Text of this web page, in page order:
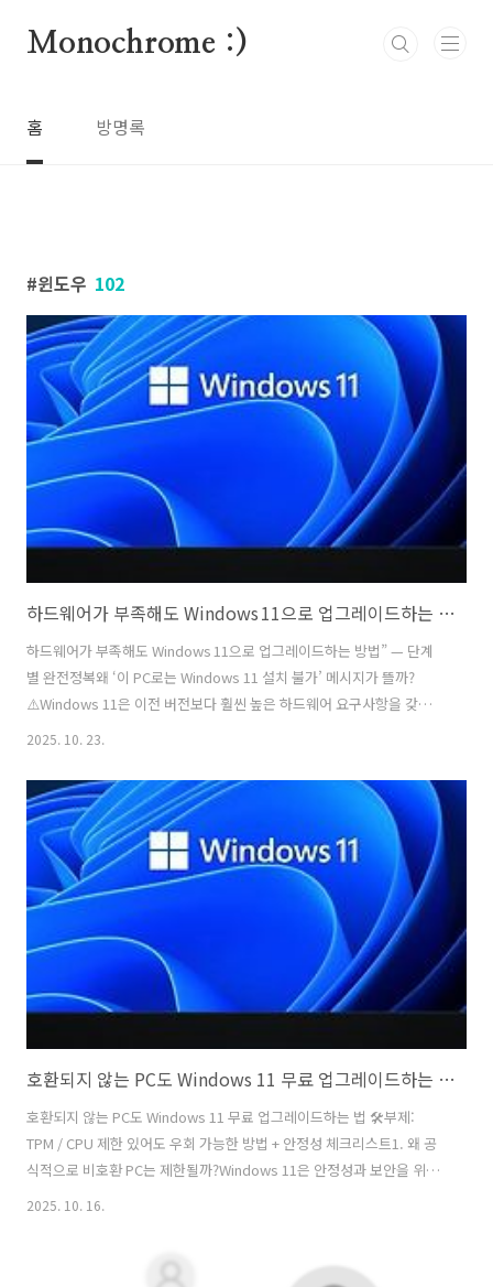
Monochrome :)
홈 방명록
윈도우 102
하드웨어가 부족해도 Windows 11으로 업그레이드하는 방법” — 단계별 완전정복
하드웨어가 부족해도 Windows 11으로 업그레이드하는 방법” — 단계
별 완전정복왜 ‘이 PC로는 Windows 11 설치 불가’ 메시지가 뜰까?
⚠️Windows 11은 이전 버전보다 훨씬 높은 하드웨어 요구사항을 갖고
있습니다: 예컨대 TPM 2.0, Secure Boot, 특정 CPU 세대 이상 등이 필
지가 나오거나 자동 업데이트에서 Windows 11 항목이 표시되지 않는
경우가 많아요.그러나 실제로는 우회 또는 조건 조정을 통해 설치가 가능
한 경우도 있고, Microsoft도 최근 일부 사례에 대해 안내를 내놓은 바
있습니다업그레이드 준비 단계 — 설치 전 체크리스트 ✔️✅ 최소 조건 확
인TPM 2.0 활성화 여부UEFI +..
2025. 10. 23.
호환되지 않는 PC도 Windows 11 무료 업그레이드하는 법 🛠
호환되지 않는 PC도 Windows 11 무료 업그레이드하는 법 🛠부제:
TPM / CPU 제한 있어도 우회 가능한 방법 + 안정성 체크리스트1. 왜 공
식적으로 비호환 PC는 제한될까?Windows 11은 안정성과 보안을 위해
하드웨어 요건을 엄격하게 설정했어:TPM 2.0 (신뢰 실행 환경)Secure
나 설치 불가 메시지가 뜰 수 있어.2. 우회 방식으로 업그레이드하는 방
2025. 10. 16.